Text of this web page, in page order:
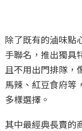
除了既有的滷味點
手聯名，推出獨具
且不用出門排隊，
馬辣、紅豆食府等
多樣選擇。
其中最經典長賣的